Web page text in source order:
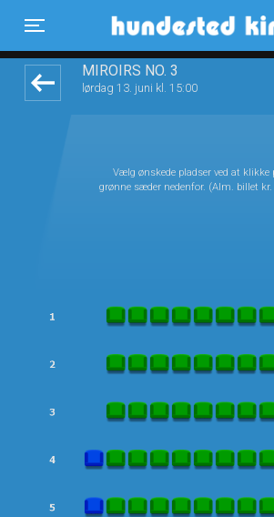
Toggle navigation
Hundested Kino
MIROIRS NO. 3
lørdag 13. juni kl. 15:00
Vælg ønskede pladser ved at klikke
grønne sæder nedenfor. (Alm. billet kr.
front03-cc 114855